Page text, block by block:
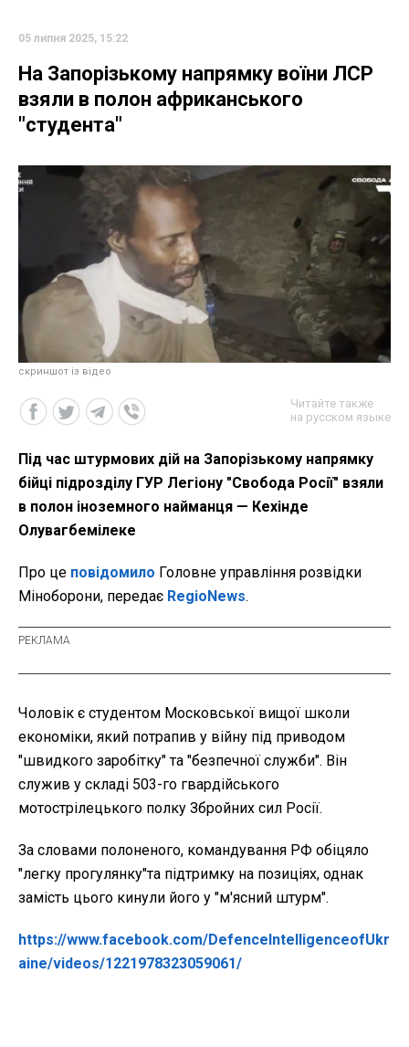
05 липня 2025, 15:22
На Запорізькому напрямку воїни ЛСР
взяли в полон африканського
"студента"
скриншот із відео
Читайте также
на русском языке
Під час штурмових дій на Запорізькому напрямку
бійці підрозділу ГУР Легіону "Свобода Росії" взяли
в полон іноземного найманця — Кехінде
Олувагбемілеке
Про це повідомило Головне управління розвідки
Міноборони, передає RegioNews.
Чоловік є студентом Московської вищої школи
економіки, який потрапив у війну під приводом
"швидкого заробітку" та "безпечної служби". Він
служив у складі 503-го гвардійського
мотострілецького полку Збройних сил Росії.
За словами полоненого, командування РФ обіцяло
"легку прогулянку"та підтримку на позиціях, однак
замість цього кинули його у "м'ясний штурм".
https://www.facebook.com/DefenceIntelligenceofUkr
aine/videos/1221978323059061/